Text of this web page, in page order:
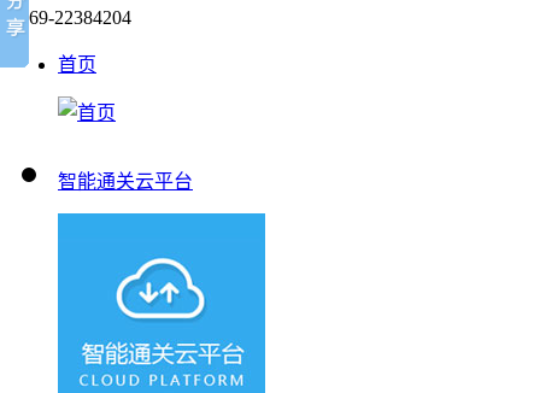
0769-22384204
首页
智能通关云平台